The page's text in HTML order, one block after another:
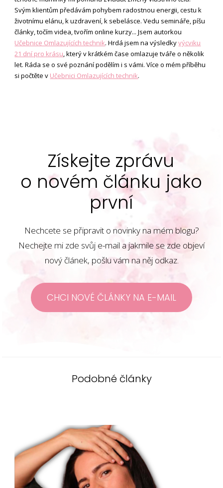
Svým klientům předávám pohybem radostnou energii, cestu k
životnímu elánu, k uzdravení, k sebelásce. Vedu semináře, píšu
články, točím videa, tvořím online kurzy... Jsem autorkou
Učebnice Omlazujících technik. Hrdá jsem na výsledkyvýcviku
21 dní pro krásu, který v krátkém čase omlazuje tváře o několik
let. Ráda se o své poznání podělím i s vámi. Více o mém příběhu
si počtěte v Učebnici Omlazujících technik.
Získejte zprávu
o novém článku jako
první
Nechcete se připravit o novinky na mém blogu?
Nechejte mi zde svůj e-mail a jakmile se zde objeví
nový článek, pošlu vám na něj odkaz.
CHCI NOVÉ ČLÁNKY NA E-MAIL
Podobné články